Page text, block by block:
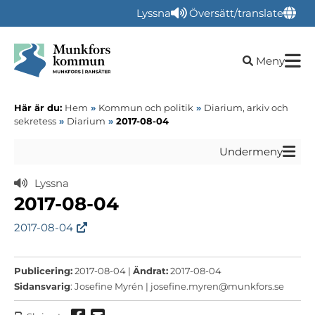
Lyssna Översätt/translate
Öppna
Meny
Här är du: Hem » Kommun och politik » Diarium, arkiv och
sekretess » Diarium » 2017-08-04
Undermeny
Lyssna
2017-08-04
2017-08-04
Publicering:2017-08-04 | Ändrat:2017-08-04
Sidansvarig: Josefine Myrén | josefine.myren@munkfors.se